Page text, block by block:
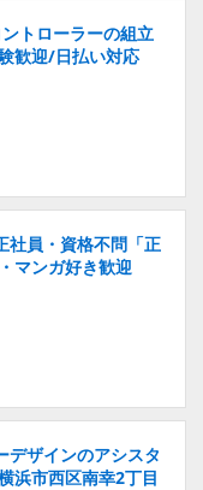
トローラーの組立
歓迎/日払い対応
社員・資格不問「正
マンガ好き歓迎
デザインのアシスタ
浜市西区南幸2丁目